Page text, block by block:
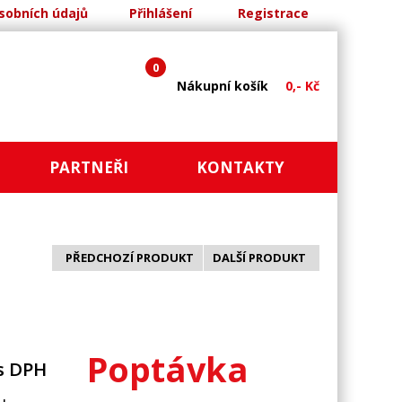
údajů Přihlášení Registrace
Nákupní košík 0,- Kč
0
PARTNEŘI KONTAKTY
DALŠÍ PRODUKT
PŘEDCHOZÍ PRODUKT
DPH Poptávka